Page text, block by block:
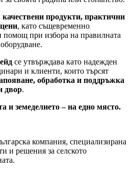
качествени продукти, практични
цени, като същевременно
помощ при избора на правилната
оборудване.
се утвърждава като надежден
и клиенти, които търсят
обработка и поддръжка
двор.
и земеделието –на едно място.
компания, специализирана
и решения за селското